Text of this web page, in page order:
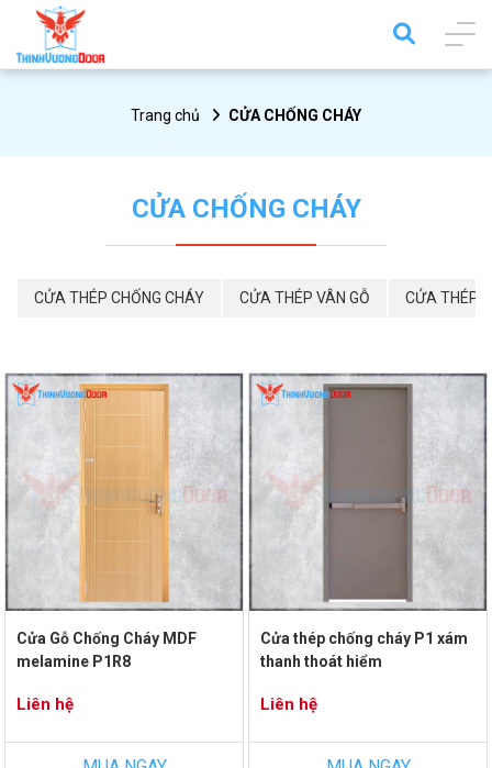
Trang chủ CỬA CHỐNG CHÁY
CỬA CHỐNG CHÁY
CỬA THÉP CHỐNG CHÁY CỬA THÉP VÂN GỖ CỬA THÉP
Cửa Gỗ Chống Cháy MDF
melamine P1R8
Liên hệ
Cửa thép chống cháy P1 xám
thanh thoát hiểm
Liên hệ